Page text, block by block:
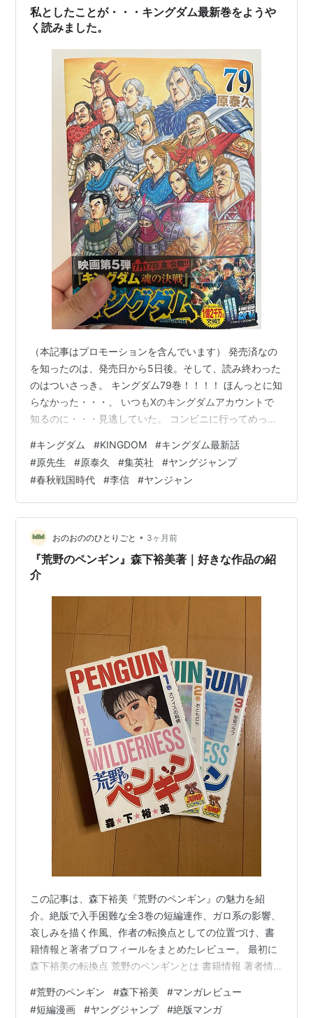
に生まれる、色気と狂気の化学反応」です。初登場時の
凄みのある敵役ポジションから一転、…
私としたことが・・・キングダム最新巻をようや
く読みました。
（本記事はプロモーションを含んでいます） 発売済なの
を知ったのは、発売日から5日後。そして、読み終わった
のはついさっき。 キングダム79巻！！！！ ほんっとに知
らなかった・・・。 いつもXのキングダムアカウントで
知るのに・・・見逃していた。 コンビニに行ってめっち
なか難しいです。(汗) あんまり進んでないなあ・・・と
いうのが感想です。本当に・・・原先生頑張っ
て・・・！！！ まじで完結しないんじゃない？あと何巻
行くの？という(^^;) 面白いんだけどね・・・(笑) キング
ダム 79 (ヤングジャンプコミックスDIGITAL)作者:原泰久
集英社A…
#キングダム #KINGDOM #キングダム最新話
#原先生 #原泰久 #集英社 #ヤングジャンプ
#春秋戦国時代 #李信 #ヤンジャン
おのおののひとりごと • 3ヶ月前
『荒野のペンギン』森下裕美著｜好きな作品の紹
介
この記事は、森下裕美『荒野のペンギン』の魅力を紹
介。絶版で入手困難な全3巻の短編連作、ガロ系の影響、
哀しみを描く作風、作者の転換点としての位置づけ、書
籍情報と著者プロフィールをまとめたレビュー。 最初に
森下裕美の転換点 荒野のペンギンとは 書籍情報 著者情
も読み直したい作品があった。 しかしすでに絶版で、電
#荒野のペンギン #森下裕美 #マンガレビュー
#短編漫画 #ヤングジャンプ #絶版マンガ